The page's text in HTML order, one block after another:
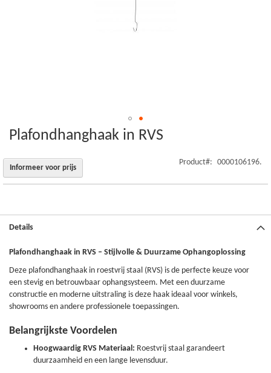
Ga
het
begin
van
gallerij
Plafondhanghaak in RVS
Informeer voor prijs
Product 0000106196.
Details
Plafondhanghaak in RVS – Stijlvolle & Duurzame Ophangoplossing
Deze plafondhanghaak in roestvrij staal (RVS) is de perfecte keuze voor
een stevig en betrouwbaar ophangsysteem. Met een duurzame
constructie en moderne uitstraling is deze haak ideaal voor winkels,
showrooms en andere professionele toepassingen.
Belangrijkste Voordelen
Hoogwaardig RVS Materiaal: Roestvrij staal garandeert
duurzaamheid en een lange levensduur.